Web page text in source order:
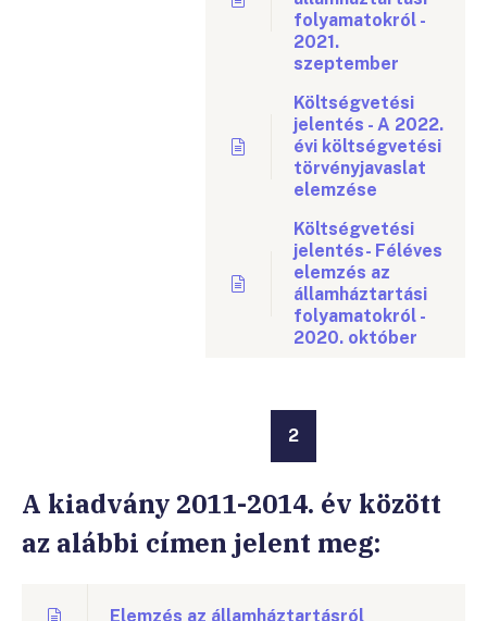
folyamatokról -
2021.
szeptember
Költségvetési
jelentés - A 2022.
évi költségvetési
törvényjavaslat
elemzése
Költségvetési
jelentés- Féléves
elemzés az
államháztartási
folyamatokról -
2020. október
2
A kiadvány 2011-2014. év között
az alábbi címen jelent meg:
Elemzés az államháztartásról